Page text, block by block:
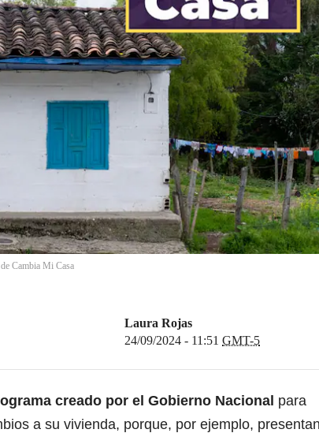
Cambia Mi Casa
Laura Rojas
24/09/2024 - 11:51 GMT-5
creado por el Gobierno Nacional para
a su vivienda, porque, por ejemplo, presentan